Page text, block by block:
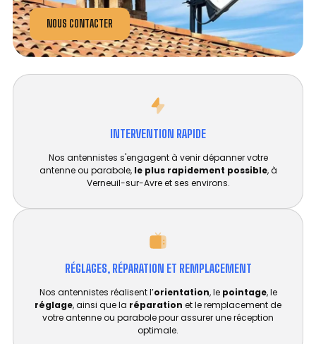
NOUS CONTACTER
INTERVENTION RAPIDE
Nos antennistes s'engagent à venir dépanner votre
antenne ou parabole, le plus rapidement possible, à
Verneuil-sur-Avre et ses environs.
RÉGLAGES, RÉPARATION ET REMPLACEMENT​
Nos antennistes réalisent l’orientation, le pointage, le
réglage, ainsi que la réparation et le remplacement de
votre antenne ou parabole pour assurer une réception
optimale.